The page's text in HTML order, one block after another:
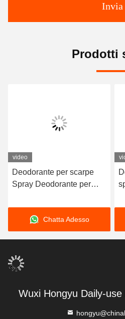
Invia
Prodotti
video
Deodorante per scarpe
Spray Deodorante per
antibatterica 99%
Eliminatore di odori
personalizzato
Chatta Adesso
Wuxi Hongyu Daily-